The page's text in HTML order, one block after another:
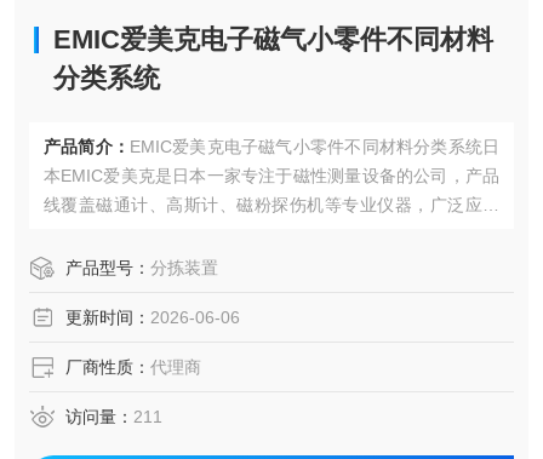
EMIC爱美克电子磁气小零件不同材料
分类系统
产品简介： EMIC爱美克电子磁气小零件不同材料分类系统日
本EMIC爱美克是日本一家专注于磁性测量设备的公司，产品
线覆盖磁通计、高斯计、磁粉探伤机等专业仪器，广泛应用
品质试验装置和服务，推动电器、汽车、航空等产业的技术
产品型号： 分拣装置
更新时间： 2026-06-06
厂商性质： 代理商
访问量： 211